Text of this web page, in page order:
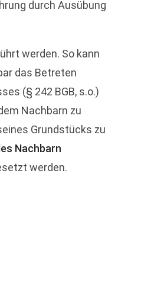
durch Ausübung
werden. So kann
das Betreten
(§ 242 BGB, s.o.)
Nachbarn zu
Grundstücks zu
Nachbarn
werden.